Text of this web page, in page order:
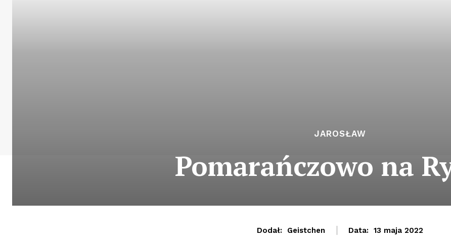
JAROSŁAW
Pomarańczowo na
Dodał: Geistchen Data: 13 maja 2022